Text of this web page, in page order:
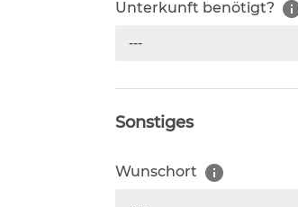
Unterkunft benötigt?
---
Sonstiges
Wunschort